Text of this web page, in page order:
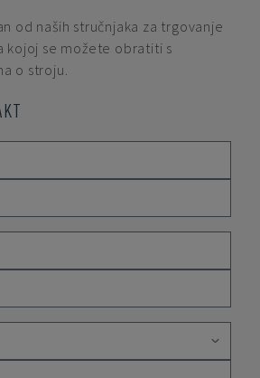
od naših stručnjaka za trgovanje
kojoj se možete obratiti s
o stroju.